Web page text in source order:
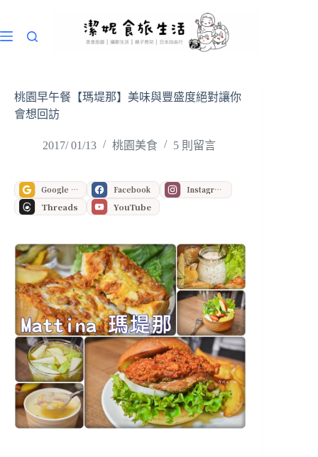
主
桃園早午餐【瑪堤那】美味與豐盛度絕對讓你
會想回訪
2017/ 01/13 桃園美食 5 則留言
Google 偏好來源 Facebook Instagram
Threads YouTube